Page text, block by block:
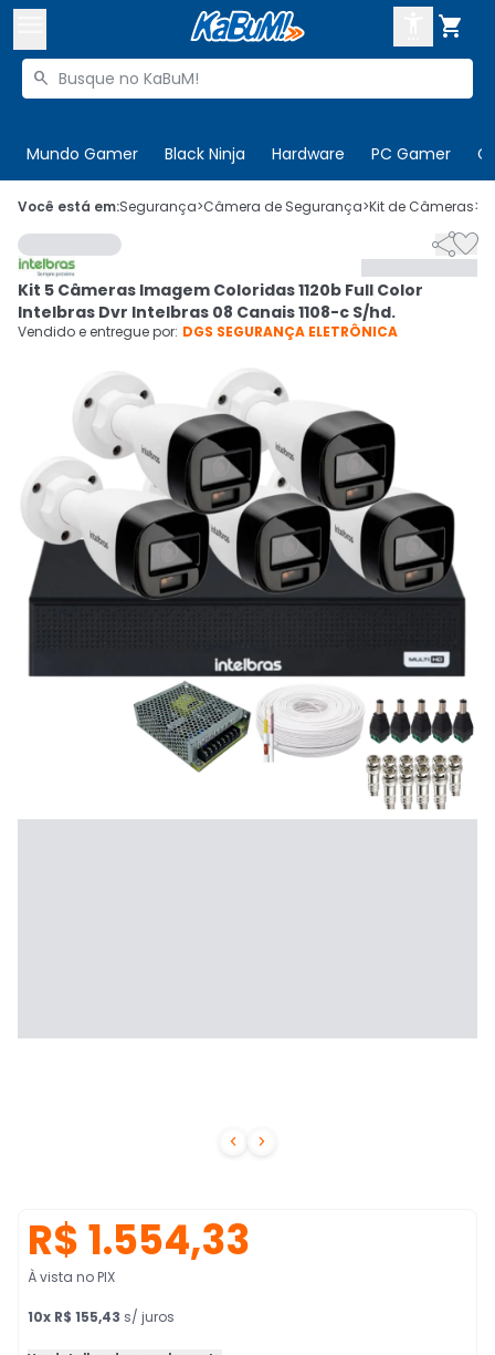

Buscar produtos

Mundo Gamer Black Ninja Hardware PC Gamer
 Olá. Acesse sua conta
 Departamentos
Cupons
Ativar tradutor em libras
CADASTRE-SE
Você está em:Segurança>Câmera de Segurança>Kit de Câmeras>
 

Kit 5 Câmeras Imagem Coloridas 1120b Full Color
Intelbras Dvr Intelbras 08 Canais 1108-c S/hd.
Vendido e entregue por: DGS SEGURANÇA ELETRÔNICA
R$ 1.554,33
À vista no PIX
10x R$ 155,43 s/ juros